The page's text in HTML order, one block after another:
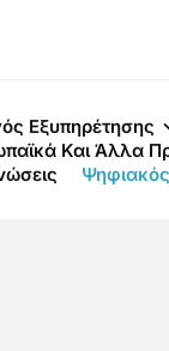
Εξυπηρέτησης
Και Άλλα